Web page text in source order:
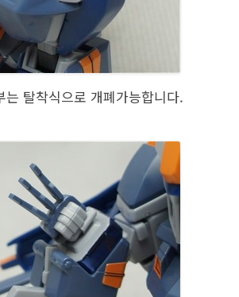
는 탈착식으로 개폐가능합니다.